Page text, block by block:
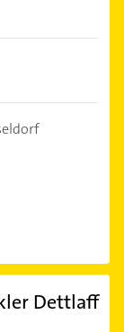
Dettlaff